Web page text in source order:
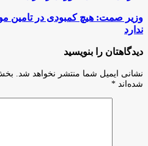
خامنه‌ای
انقلاب
اسلامی
شهادت
معرفی
اعضای
وزیر
صمت:
هیچ
کمبودی
در
تامین
مواد
اولیه
وزیر صمت: هیچ کمبودی در تامین
ندارد
دیدگاهتان را بنویسید
نشانی ایمیل شما منتشر نخواهد شد.
شده‌اند *